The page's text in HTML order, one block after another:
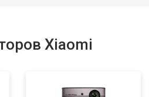
Xiaomi